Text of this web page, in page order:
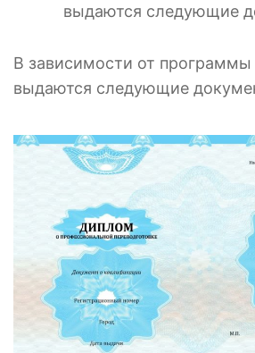
выдаются следующие
В зависимости от программы
выдаются следующие